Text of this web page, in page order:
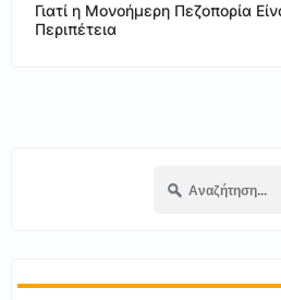
Γιατί η Μονοήμερη Πεζοπορία
Περιπέτεια